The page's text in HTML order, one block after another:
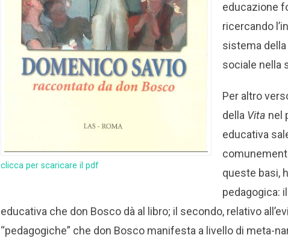
clicca per scaricare il pdf
educazione
ricercando
sistema
sociale nella
Per altro
della Vita nel
educativa
queste basi,
pedagogica:
educativa che don Bosco dà al libro; il secondo, relativo
“pedagogiche” che don Bosco manifesta a livello di meta-